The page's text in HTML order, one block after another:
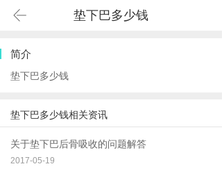
垫下巴多少钱
简介
垫下巴多少钱
垫下巴多少钱相关资讯
关于垫下巴后骨吸收的问题解答
2017-05-19